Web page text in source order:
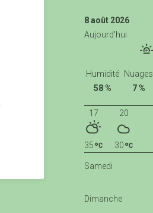
8 août 2026
Aujourd'hui
Humidité
58 %
Nuages
7 %
17
35
20
30
Samedi
Dimanche